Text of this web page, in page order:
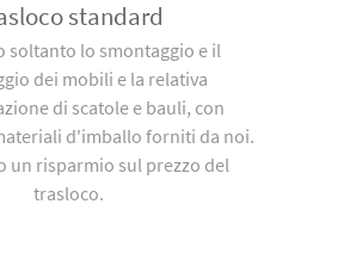
standard
soltanto lo smontaggio e il
dei mobili e la relativa
di scatole e bauli, con
d'imballo forniti da noi.
un risparmio sul prezzo del
trasloco.